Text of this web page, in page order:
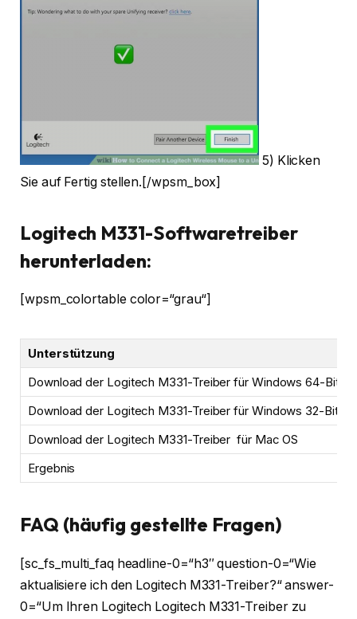
5) Klicken
Sie auf Fertig stellen.[/wpsm_box]
Logitech M331-Softwaretreiber
herunterladen:
[wpsm_colortable color=“grau“]
Unterstützung
Download der Logitech M331-Treiber für Windows 64-Bit
Download der Logitech M331-Treiber für Windows 32-Bit
Download der Logitech M331-Treiber für Mac OS
Ergebnis
FAQ (häufig gestellte Fragen)
[sc_fs_multi_faq headline-0=“h3″ question-0=“Wie
aktualisiere ich den Logitech M331-Treiber?“ answer-
0=“Um Ihren Logitech Logitech M331-Treiber zu